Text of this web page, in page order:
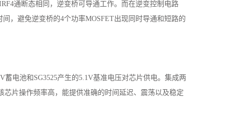
通断态相同，逆变桥可导通工作。而在逆变控制电路
，避免逆变桥的4个功率MOSFET出现同时导通和短路的
电池和SG3525产生的5.1V基准电压对芯片供电。集成两
片操作频率高，能提供准确的时间延迟、震荡以及稳定